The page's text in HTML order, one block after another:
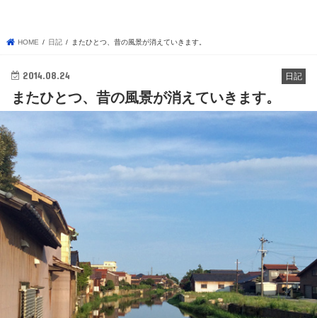
HOME 日記 またひとつ、昔の風景が消えていきます。
日記
2014.08.24
またひとつ、昔の風景が消えていきます。